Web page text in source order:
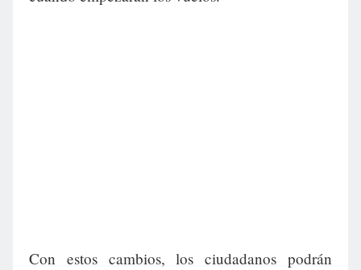
Con estos cambios, los ciudadanos podrán